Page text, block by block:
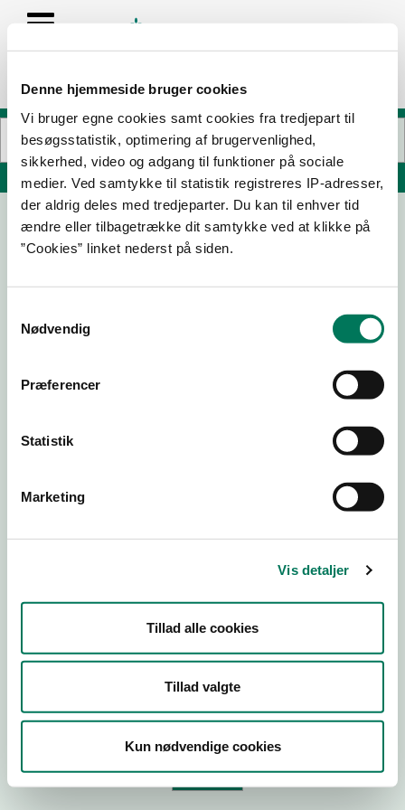
Denne hjemmeside bruger cookies
Vi bruger egne cookies samt cookies fra tredjepart til
besøgsstatistik, optimering af brugervenlighed,
sikkerhed, video og adgang til funktioner på sociale
medier. Ved samtykke til statistik registreres IP-adresser,
der aldrig deles med tredjeparter. Du kan til enhver tid
ændre eller tilbagetrække dit samtykke ved at klikke på
”Cookies” linket nederst på siden.
Nødvendig
Præferencer
Statistik
Marketing
Vis detaljer
Tillad alle cookies
Tillad valgte
Kun nødvendige cookies
Søg på adresse, postnummer, by, firmanavn
Virksomhedstype
ID-nummer
P-nr
Tilføj smiley til dit website
Kopier link til at indsætte på virksomhedens hjemmeside